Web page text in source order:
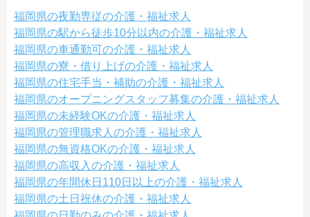
福岡県の夜勤専従の介護・福祉求人
福岡県の駅から徒歩10分以内の介護・福祉求人
福岡県の車通勤可の介護・福祉求人
福岡県の寮・借り上げの介護・福祉求人
福岡県の住宅手当・補助の介護・福祉求人
福岡県のオープニングスタッフ募集の介護・福祉求人
福岡県の未経験OKの介護・福祉求人
福岡県の管理職求人の介護・福祉求人
福岡県の無資格OKの介護・福祉求人
福岡県の高収入の介護・福祉求人
福岡県の年間休日110日以上の介護・福祉求人
福岡県の土日祝休の介護・福祉求人